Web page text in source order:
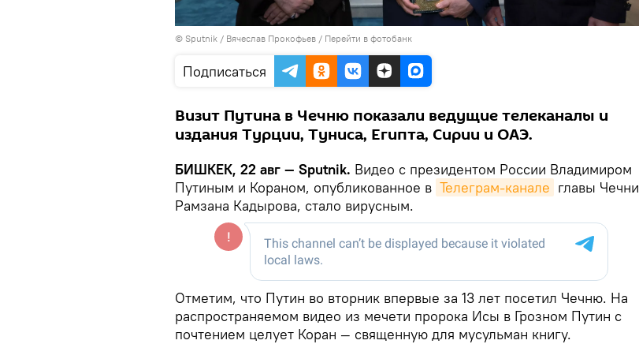
© Sputnik / Вячеслав Прокофьев / Перейти в фотобанк
Подписаться
Визит Путина в Чечню показали ведущие телеканалы и
издания Турции, Туниса, Египта, Сирии и ОАЭ.
БИШКЕК, 22 авг — Sputnik. Видео с президентом России Владимиром
Путиным и Кораном, опубликованное в Телеграм-канале главы Чечни
Рамзана Кадырова, стало вирусным.
Отметим, что Путин во вторник впервые за 13 лет посетил Чечню. На
распространяемом видео из мечети пророка Исы в Грозном Путин с
почтением целует Коран — священную для мусульман книгу.